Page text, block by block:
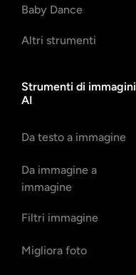
Baby Dance
Altri strumenti
Strumenti di immagini
AI
Da testo a immagine
Da immagine a
immagine
Filtri immagine
Migliora foto